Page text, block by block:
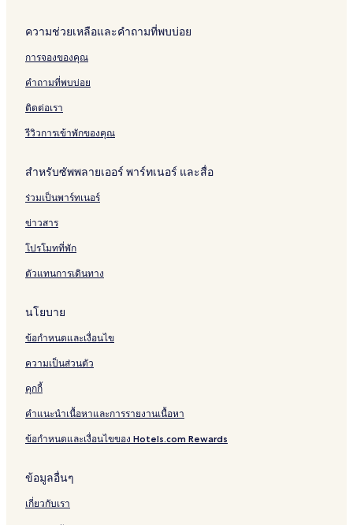
i
C
S
u
p
r
t
L
a
n
g
v
n
a
k
o
n
ความช่วยเหลือและคำถามที่พบบ่อย
การจองของคุณ
คำถามที่พบบ่อย
ติดต่อเรา
รีวิวการเข้าพักของคุณ
สำหรับซัพพลายเออร์ พาร์ทเนอร์ และสื่อ
ร่วมเป็นพาร์ทเนอร์
ข่าวสาร
โปรโมทที่พัก
ตัวแทนการเดินทาง
นโยบาย
ข้อกำหนดและเงื่อนไข
ความเป็นส่วนตัว
คุกกี้
คำแนะนำเนื้อหาและการรายงานเนื้อหา
ข้อกำหนดและเงื่อนไขของ Hotels.com Rewards
ข้อมูลอื่นๆ
เกี่ยวกับเรา